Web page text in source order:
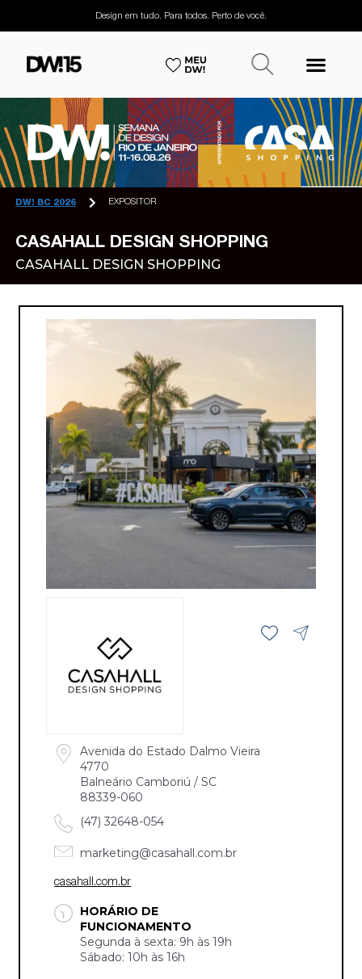
Design em tudo. Para todos. Perto de você.
DW! BC 2026 EXPOSITOR
CASAHALL DESIGN SHOPPING
CASAHALL DESIGN SHOPPING
Avenida do Estado Dalmo Vieira
4770
Balneário Camboriú / SC
88339-060
(47) 32648-054
marketing@casahall.com.br
casahall.com.br
HORÁRIO DE
FUNCIONAMENTO
Segunda à sexta: 9h às 19h
Sábado: 10h às 16h